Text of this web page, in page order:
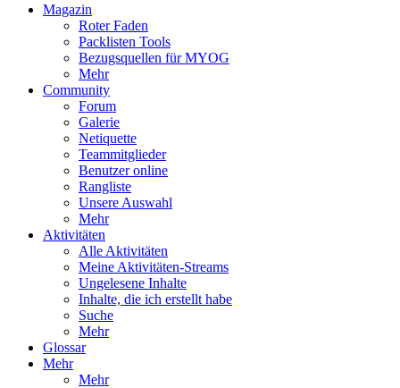
Magazin
Roter Faden
Packlisten Tools
Bezugsquellen für MYOG
Mehr
Community
Forum
Galerie
Netiquette
Teammitglieder
Benutzer online
Rangliste
Unsere Auswahl
Mehr
Aktivitäten
Alle Aktivitäten
Meine Aktivitäten-Streams
Ungelesene Inhalte
Inhalte, die ich erstellt habe
Suche
Mehr
Glossar
Mehr
Mehr